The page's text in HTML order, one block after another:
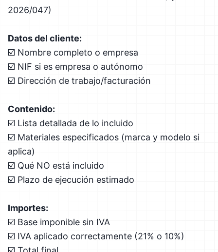
2026/047)
Datos del cliente:
☑️ Nombre completo o empresa
☑️ NIF si es empresa o autónomo
☑️ Dirección de trabajo/facturación
Contenido:
☑️ Lista detallada de lo incluido
☑️ Materiales especificados (marca y modelo si
aplica)
☑️ Qué NO está incluido
☑️ Plazo de ejecución estimado
Importes:
☑️ Base imponible sin IVA
☑️ IVA aplicado correctamente (21% o 10%)